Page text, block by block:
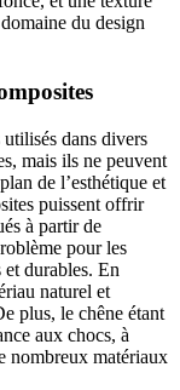
du design
dans divers
mais ils ne peuvent
de l’esthétique et
puissent offrir
à partir de
pour les
et durables. En
naturel et
plus, le chêne étant
aux chocs, à
nombreux matériaux